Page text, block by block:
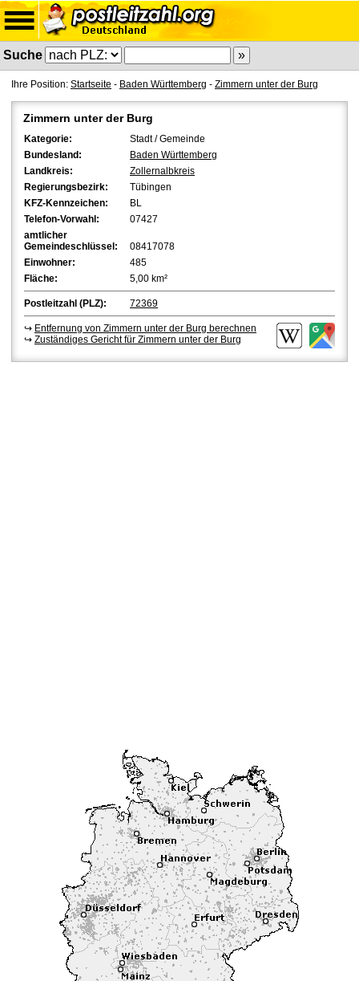
Suche
Ihre Position: Startseite - Baden Württemberg - Zimmern unter der Burg
Zimmern unter der Burg
Kategorie:
Stadt / Gemeinde
Bundesland:
Baden Württemberg
Landkreis:
Zollernalbkreis
Regierungsbezirk:
Tübingen
KFZ-Kennzeichen:
BL
Telefon-Vorwahl:
07427
amtlicher
Gemeindeschlüssel:
08417078
Einwohner:
485
Fläche:
5,00 km²
Postleitzahl (PLZ): 72369
↪ Entfernung von Zimmern unter der Burg berechnen
↪ Zuständiges Gericht für Zimmern unter der Burg